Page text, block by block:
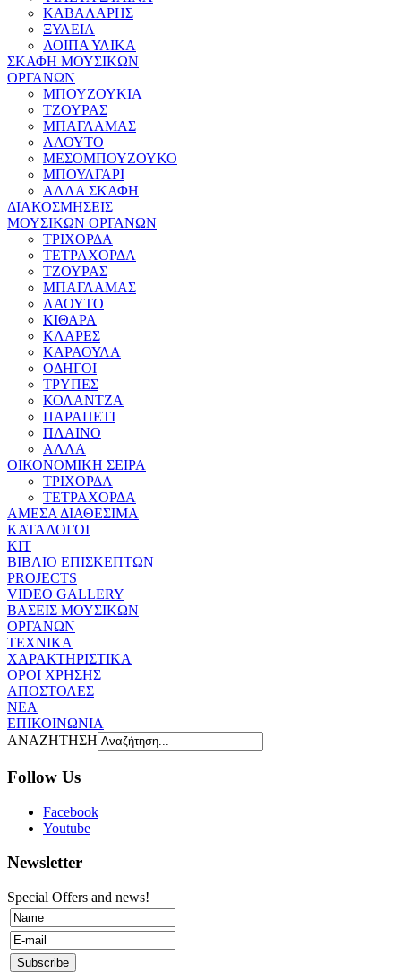
ΚΑΒΑΛΑΡΗΣ
ΞΥΛΕΙΑ
ΛΟΙΠΑ ΥΛΙΚΑ
ΣΚΑΦΗ ΜΟΥΣΙΚΩΝ
ΟΡΓΑΝΩΝ
ΜΠΟΥΖΟΥΚΙΑ
ΤΖΟΥΡΑΣ
ΜΠΑΓΛΑΜΑΣ
ΛΑΟΥΤΟ
ΜΕΣΟΜΠΟΥΖΟΥΚΟ
ΜΠΟΥΛΓΑΡΙ
ΑΛΛΑ ΣΚΑΦΗ
ΔΙΑΚΟΣΜΗΣΕΙΣ
ΜΟΥΣΙΚΩΝ ΟΡΓΑΝΩΝ
ΤΡΙΧΟΡΔΑ
ΤΕΤΡΑΧΟΡΔΑ
ΤΖΟΥΡΑΣ
ΜΠΑΓΛΑΜΑΣ
ΛΑΟΥΤΟ
ΚΙΘΑΡΑ
ΚΛΑΡΕΣ
ΚΑΡΑΟΥΛΑ
ΟΔΗΓΟΙ
ΤΡΥΠΕΣ
ΚΟΛΑΝΤΖΑ
ΠΑΡΑΠΕΤΙ
ΠΛΑΙΝΟ
ΑΛΛΑ
ΟΙΚΟΝΟΜΙΚΗ ΣΕΙΡΑ
ΤΡΙΧΟΡΔΑ
ΤΕΤΡΑΧΟΡΔΑ
ΑΜΕΣΑ ΔΙΑΘΕΣΙΜΑ
ΚΑΤΑΛΟΓΟΙ
ΚΙΤ
ΒΙΒΛΙΟ ΕΠΙΣΚΕΠΤΩΝ
PROJECTS
VIDEO GALLERY
ΒΑΣΕΙΣ ΜΟΥΣΙΚΩΝ
ΟΡΓΑΝΩΝ
ΤΕΧΝΙΚΑ
ΧΑΡΑΚΤΗΡΙΣΤΙΚΑ
ΟΡΟΙ ΧΡΗΣΗΣ
AΠOΣΤΟΛΕΣ
ΝΕΑ
ΕΠΙΚΟΙΝΩΝΙΑ
ΑΝΑΖΗΤΗΣΗ
Follow Us
Facebook
Youtube
Newsletter
Special Offers and news!